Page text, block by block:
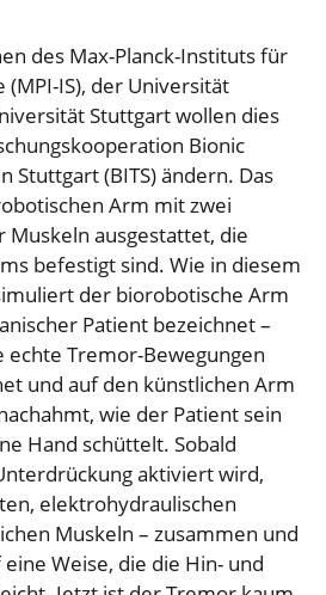
des Max-Planck-Instituts für
IS), der Universität
Stuttgart wollen dies
Bionic
Stuttgart (BITS) ändern. Das
Arm mit zwei
Muskeln ausgestattet, die
befestigt sind. Wie in diesem
der biorobotische Arm
Patient bezeichnet –
Tremor-Bewegungen
und auf den künstlichen Arm
wie der Patient sein
Hand schüttelt. Sobald
aktiviert wird,
elektrohydraulischen
Muskeln – zusammen und
Weise, die die Hin- und